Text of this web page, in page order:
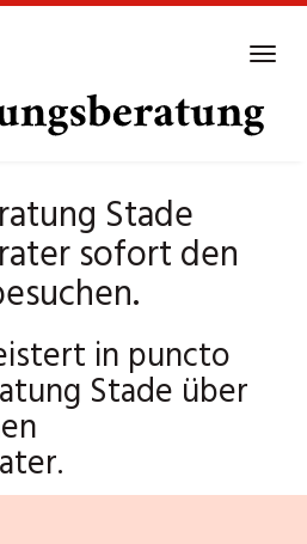
Stade
sofort den
in puncto
Stade über